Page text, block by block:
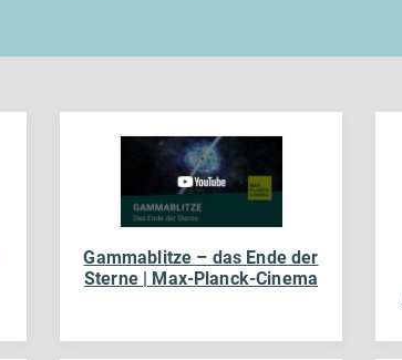
Gammablitze – das Ende der
Sterne | Max-Planck-Cinema